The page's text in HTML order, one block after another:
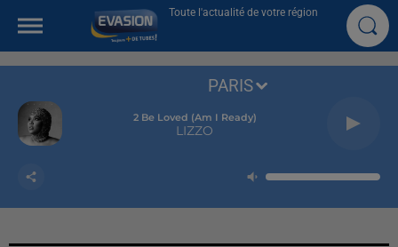
Toute l'actualité de votre région
2 Be Loved (am I Ready)
LIZZO
PARIS